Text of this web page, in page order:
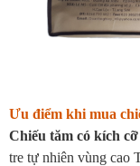
Ưu điểm khi mua
Chiếu tăm có kích
tre tự nhiên vùng cao